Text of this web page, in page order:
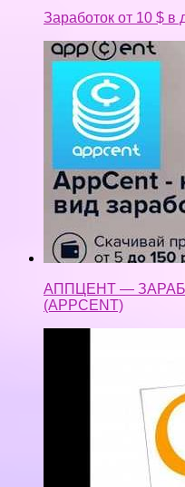
Заработок от 10 $ в
АППЦЕНТ —
(APPCENT)